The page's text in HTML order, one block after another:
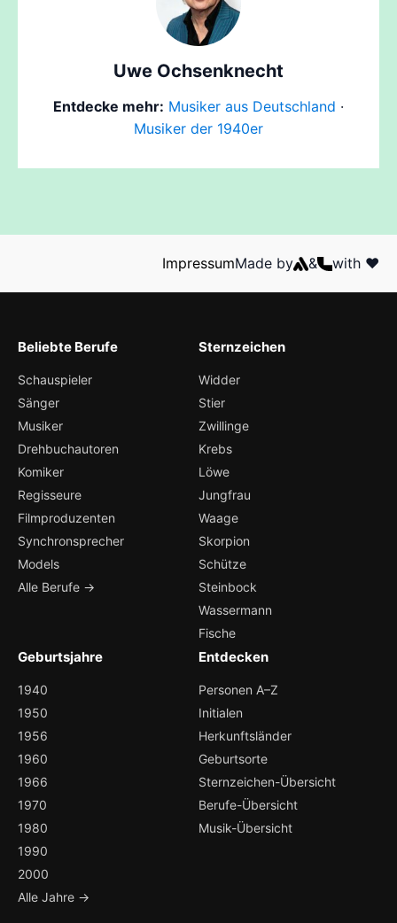
Uwe Ochsenknecht
Entdecke mehr: Musiker aus Deutschland ·
Musiker der 1940er
ImpressumMade by & with ❤️
Beliebte Berufe
Schauspieler
Sänger
Musiker
Drehbuchautoren
Komiker
Regisseure
Filmproduzenten
Synchronsprecher
Models
Alle Berufe →
Sternzeichen
Widder
Stier
Zwillinge
Krebs
Löwe
Jungfrau
Waage
Skorpion
Schütze
Steinbock
Wassermann
Fische
Geburtsjahre
1940
1950
1956
1960
1966
1970
1980
1990
2000
Alle Jahre →
Entdecken
Personen A–Z
Initialen
Herkunftsländer
Geburtsorte
Sternzeichen-Übersicht
Berufe-Übersicht
Musik-Übersicht